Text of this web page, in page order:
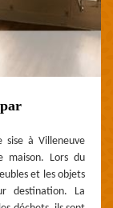
à Villeneuve
maison. Lors du
et les objets
destination. La